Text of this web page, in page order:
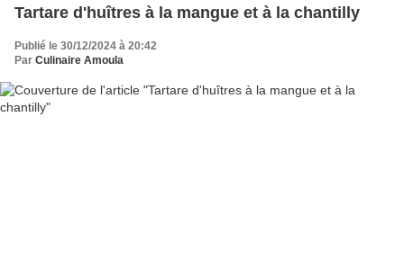
Tartare d'huîtres à la mangue et à la chantilly
Publié le 30/12/2024 à 20:42
Par Culinaire Amoula